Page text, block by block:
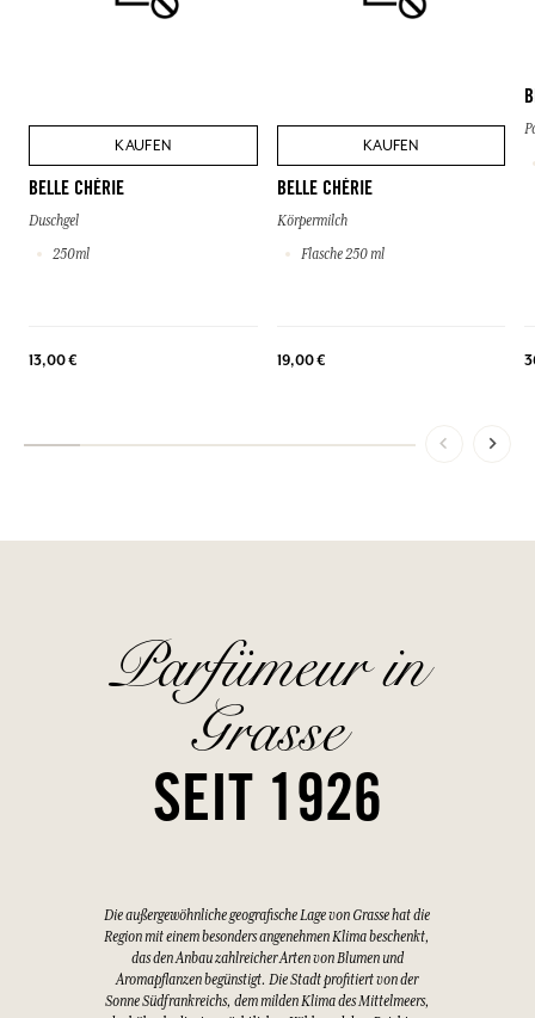
KAUFEN
BELLE CHÉRIE
Duschgel
250ml
13,00 €
KAUFEN
BELLE CHÉRIE
Körpermilch
Flasche 250 ml
19,00 €
Parfümeur in
Grasse
SEIT 1926
Die außergewöhnliche geografische Lage von Grasse hat die
Region mit einem besonders angenehmen Klima beschenkt,
das den Anbau zahlreicher Arten von Blumen und
Aromapflanzen begünstigt. Die Stadt profitiert von der
Sonne Südfrankreichs, dem milden Klima des Mittelmeers,